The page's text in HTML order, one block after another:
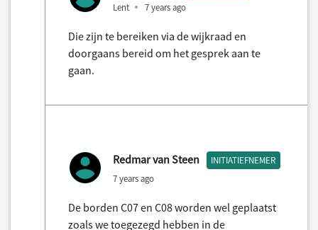
Lent 7 years ago
Die zijn te bereiken via de wijkraad en
doorgaans bereid om het gesprek aan te
gaan.
Redmar van Steen INITIATIEFNEMER
7 years ago
De borden C07 en C08 worden wel geplaatst
zoals we toegezegd hebben in de